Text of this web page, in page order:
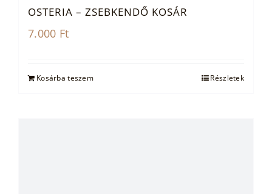
OSTERIA – ZSEBKENDŐ KOSÁR
7.000 Ft
Kosárba teszem Részletek